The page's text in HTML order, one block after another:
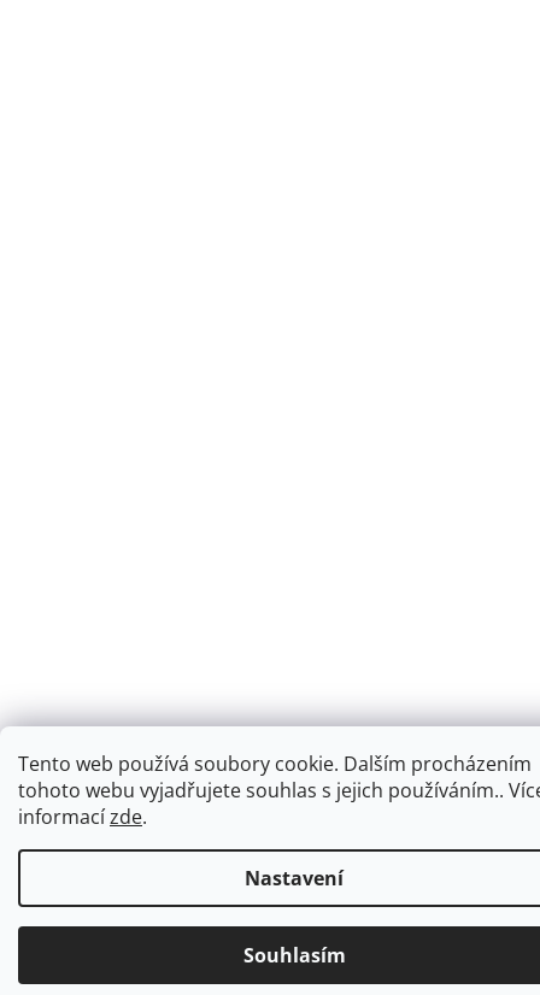
Tento web používá soubory cookie. Dalším procházením
tohoto webu vyjadřujete souhlas s jejich používáním..
informacízde.
Nastavení
Souhlasím